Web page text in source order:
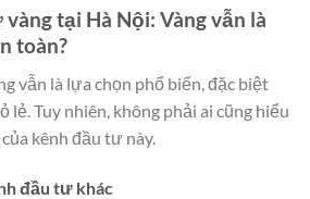
tại Hà Nội: Vàng vẫn là
toàn?
vẫn là lựa chọn phổ biến, đặc biệt
lẻ. Tuy nhiên, không phải ai cũng hiểu
kênh đầu tư này.
đầu tư khác